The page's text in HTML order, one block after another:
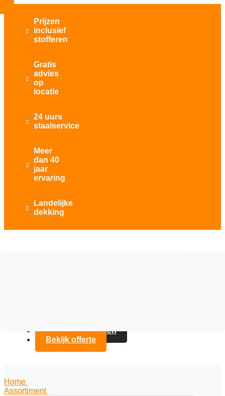

Prijzen
inclusief
stofferen

Gratis
advies
op
locatie

24 uurs
staalservice

Meer
dan 40
jaar
ervaring

Landelijke
dekking
Contact opnemen
Bekijk offerte
Home
Assortiment